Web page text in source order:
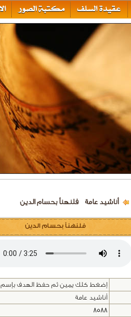
أناشيد عامة فلنهنأ بحسام الدين
فلنهنأ بحسام الدين
إضغط كلك يمين ثم حفظ الهدف بإسم
أناشيد عامة
8588